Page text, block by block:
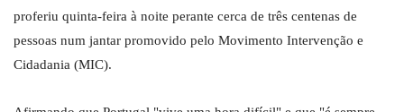
proferiu quinta-feira à noite perante cerca de três centenas de
pessoas num jantar promovido pelo Movimento Intervenção e
Cidadania (MIC).